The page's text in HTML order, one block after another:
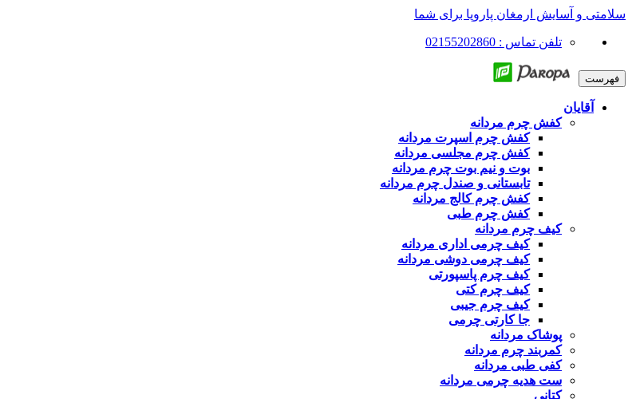
سلامتی و آسایش ارمغان پاروپا برای شما
تلفن تماس : 02155202860
فهرست
آقایان
کفش چرم مردانه
کفش چرم اسپرت مردانه
کفش چرم مجلسی مردانه
بوت و نیم بوت چرم مردانه
تابستانی و صندل چرم مردانه
کفش چرم کالج مردانه
کفش چرم طبی
کیف چرم مردانه
کیف چرمی اداری مردانه
کیف چرمی دوشی مردانه
کیف چرم پاسپورتی
کیف چرم کتی
کیف چرم جیبی
جا کارتی چرمی
پوشاک مردانه
کمربند چرم مردانه
کفی طبی مردانه
ست هدیه چرمی مردانه
کتانی